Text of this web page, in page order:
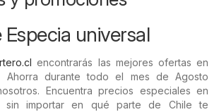
universal
encontrarás las mejores ofertas en
Ahorra durante todo el mes de Agosto
Encuentra precios especiales en
sin importar en qué parte de Chile te